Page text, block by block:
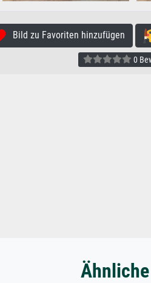
Bild zu Favoriten hinzufügen
0